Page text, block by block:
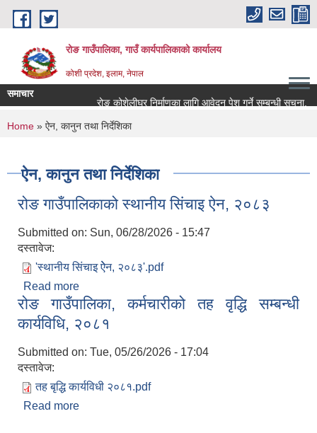
Skip to main content
रोङ गाउँपालिका, गाउँ कार्यपालिकाको कार्यालय
कोशी प्रदेश, इलाम, नेपाल
समाचार
रोङ कोशेलीघर निर्माणका लागि आवेदन पेश गर्ने सम्बन्धी सूचना.
You are here
Home » ऐन, कानुन तथा निर्देशिका
ऐन, कानुन तथा निर्देशिका
रोङ गाउँपालिकाको स्थानीय सिंचाइ ऐन, २०८३
Submitted on: Sun, 06/28/2026 - 15:47
दस्तावेज:
'स्थानीय सिंचाइ ऐेन, २०८३'.pdf
Read more
रोङ गाउँपालिका, कर्मचारीको तह वृद्धि सम्बन्धी
कार्यविधि, २०८१
Submitted on: Tue, 05/26/2026 - 17:04
दस्तावेज:
तह बृद्धि कार्यविधी २०८१.pdf
Read more